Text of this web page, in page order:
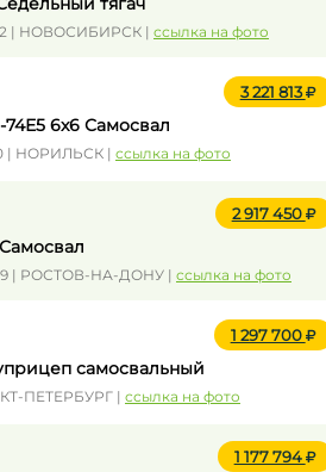
| НОВОСИБИРСК | ссылка на фото
3 221 813
74Е5 6x6 Самосвал
| НОРИЛЬСК | ссылка на фото
2 917 450
Самосвал
| РОСТОВ-НА-ДОНУ | ссылка на фото
1 297 700
самосвальный
ПЕТЕРБУРГ | ссылка на фото
1 177 794